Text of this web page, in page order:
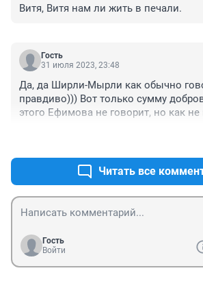
Витя, Витя нам ли жить в печали.
Гость
31 июля 2023, 23:48
Да, да Ширли-Мырли как обычно
правдиво))) Вот только сумму
этого Ефимова не говорит, но как не
Читать все
Гость
Войти